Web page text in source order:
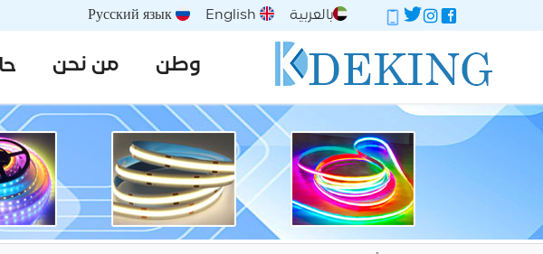
بالعربية English
Русский язык
وطن من نحن